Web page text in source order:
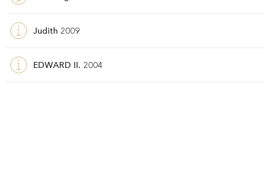
Judith 2009
EDWARD II. 2004